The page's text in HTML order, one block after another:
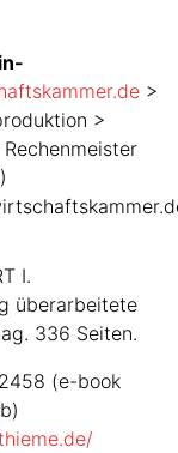
>
>
I.
überarbeitete
336 Seiten.
(e-book